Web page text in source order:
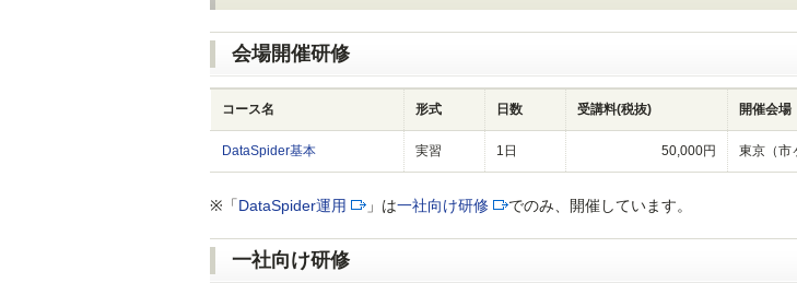
会場開催研修
コース名 形式 日数 受講料(税抜) 開催会場
DataSpider基本 実習 1日 50,000円 東京（市
※「DataSpider運用 」は一社向け研修 でのみ、開催しています。
一社向け研修